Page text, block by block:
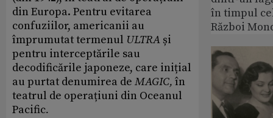
din Europa. Pentru evitarea
confuziilor, americanii au
împrumutat termenul ULTRA și
pentru interceptările sau
decodificările japoneze, care inițial
au purtat denumirea de MAGIC, în
teatrul de operațiuni din Oceanul
Pacific.
în timpul
Război